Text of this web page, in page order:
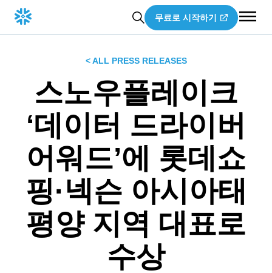
무료로 시작하기
< ALL PRESS RELEASES
스노우플레이크
‘데이터 드라이버
어워드’에 롯데쇼
핑·넥슨 아시아태
평양 지역 대표로
수상